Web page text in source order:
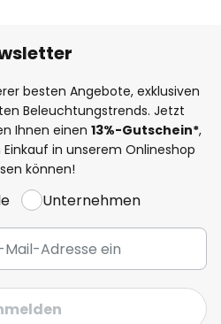
besten Angebote, exklusiven
Beleuchtungstrends. Jetzt
Ihnen einen 13%-Gutschein*,
in unserem Onlineshop
können!
Unternehmen